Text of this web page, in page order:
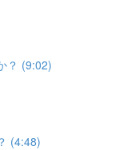
？ (9:02)
(4:48)